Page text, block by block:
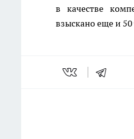
в качестве
взыскано еще и